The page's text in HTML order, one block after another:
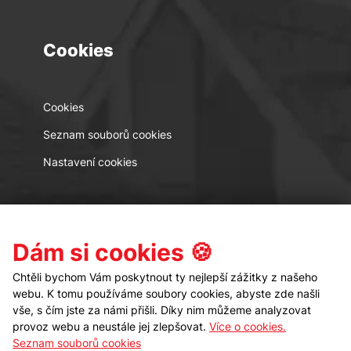
Cookies
Cookies
Seznam souborů cookies
Nastavení cookies
Kontakt Sledujte nás
Dám si cookies 🍪
Chtěli bychom Vám poskytnout ty nejlepší zážitky z našeho
webu. K tomu používáme soubory cookies, abyste zde našli
vše, s čím jste za námi přišli. Díky nim můžeme analyzovat
provoz webu a neustále jej zlepšovat. Více o cookies.
Seznam souborů cookies